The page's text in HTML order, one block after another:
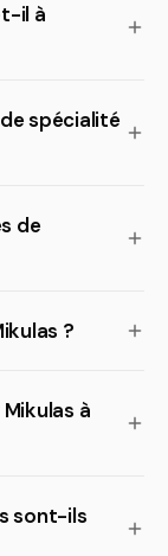
il à
spécialité
de
?
à
sont-ils